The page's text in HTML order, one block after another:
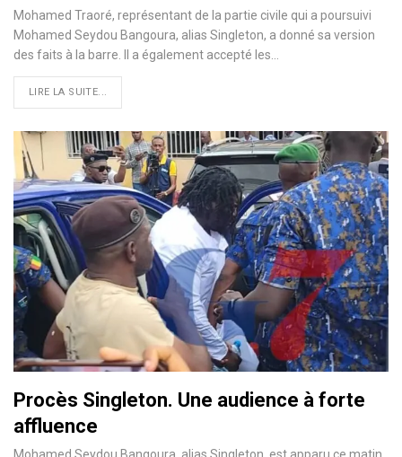
Mohamed Traoré, représentant de la partie civile qui a poursuivi
Mohamed Seydou Bangoura, alias Singleton, a donné sa version
des faits à la barre. Il a également accepté les…
LIRE LA SUITE...
Procès Singleton. Une audience à forte
affluence
Mohamed Seydou Bangoura, alias Singleton, est apparu ce matin